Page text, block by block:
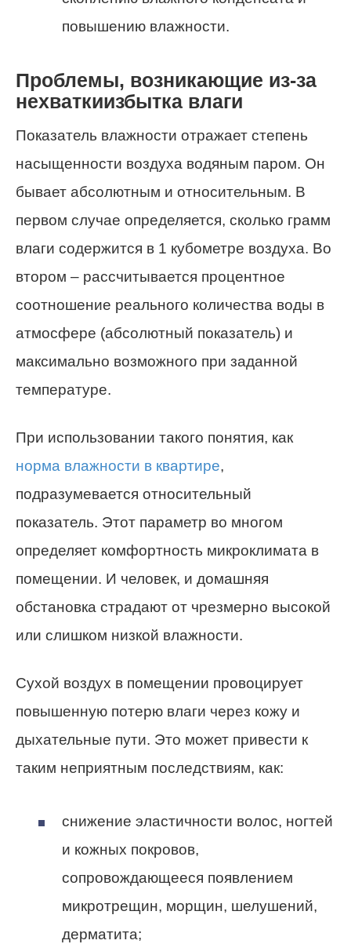
повышению влажности.
Проблемы, возникающие из-за
нехваткиизбытка влаги
Показатель влажности отражает степень
насыщенности воздуха водяным паром. Он
бывает абсолютным и относительным. В
первом случае определяется, сколько грамм
влаги содержится в 1 кубометре воздуха. Во
втором – рассчитывается процентное
соотношение реального количества воды в
атмосфере (абсолютный показатель) и
максимально возможного при заданной
температуре.
При использовании такого понятия, как
норма влажности в квартире,
подразумевается относительный
показатель. Этот параметр во многом
определяет комфортность микроклимата в
помещении. И человек, и домашняя
обстановка страдают от чрезмерно высокой
или слишком низкой влажности.
Сухой воздух в помещении провоцирует
повышенную потерю влаги через кожу и
дыхательные пути. Это может привести к
таким неприятным последствиям, как:
снижение эластичности волос, ногтей
и кожных покровов,
сопровождающееся появлением
микротрещин, морщин, шелушений,
дерматита;